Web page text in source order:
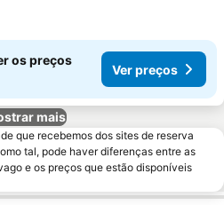
os preços
Ver preços
mais
que recebemos dos sites de reserva
tal, pode haver diferenças entre as
e os preços que estão disponíveis